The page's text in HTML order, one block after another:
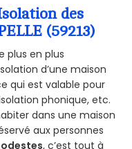
des
(59213)
plus en plus
d’une maison
qui est valable pour
phonique, etc.
dans une maison
aux personnes
, c’est tout à